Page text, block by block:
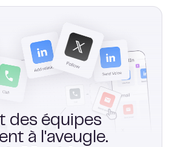
des équipes
à l'aveugle.